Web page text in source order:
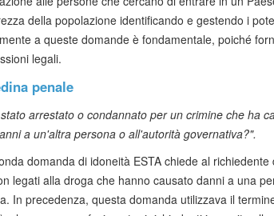
della popolazione identificando e gestendo i
a queste domande è fondamentale, poiché
legali.
penale
arrestato o condannato per un crimine che ha
a un'altra persona o all'autorità governativa?".
domanda di idoneità ESTA chiede al
legati alla droga che hanno causato danni a una
In precedenza, questa domanda utilizzava il